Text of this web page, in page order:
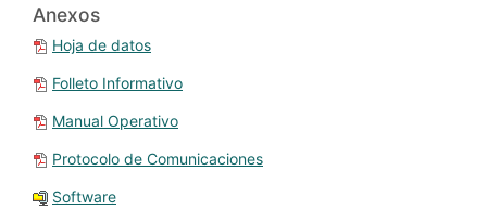
Anexos
Hoja de datos
Folleto Informativo
Manual Operativo
Protocolo de Comunicaciones
Software